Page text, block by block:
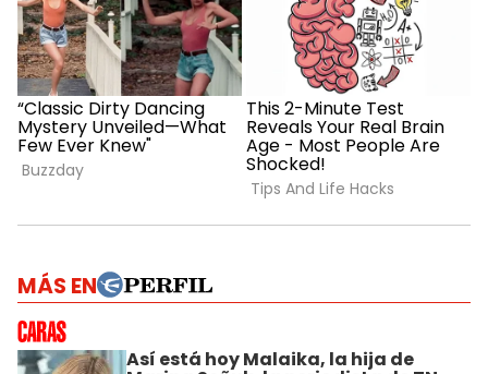
MÁS EN
Así está hoy Malaika, la hija de